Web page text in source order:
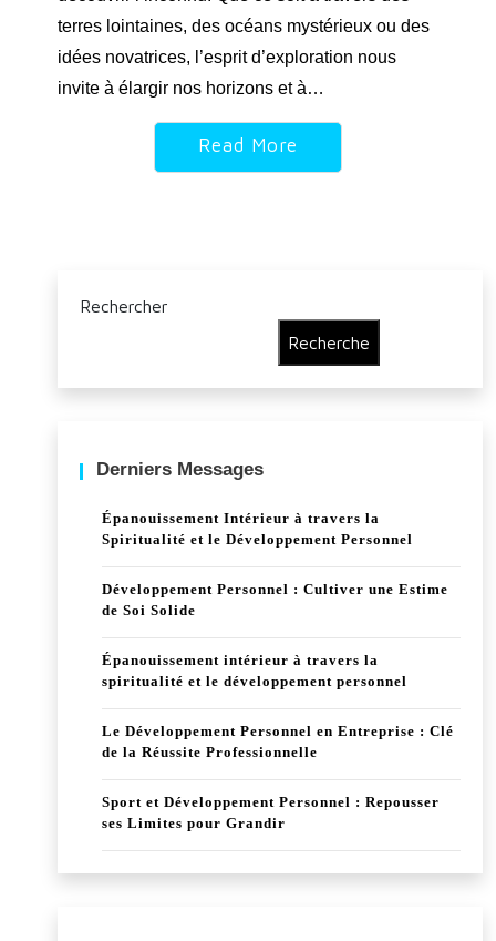
terres lointaines, des océans mystérieux ou des
idées novatrices, l’esprit d’exploration nous
invite à élargir nos horizons et à…
Read More
Rechercher
Recherche
Derniers Messages
Épanouissement Intérieur à travers la
Spiritualité et le Développement Personnel
Développement Personnel : Cultiver une Estime
de Soi Solide
Épanouissement intérieur à travers la
spiritualité et le développement personnel
Le Développement Personnel en Entreprise : Clé
de la Réussite Professionnelle
Sport et Développement Personnel : Repousser
ses Limites pour Grandir